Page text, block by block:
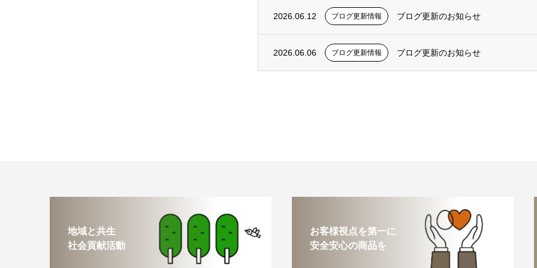
2026.06.12 ブログ更新情報 ブログ更新のお知らせ
2026.06.06 ブログ更新情報 ブログ更新のお知らせ
地域と共生
社会貢献活動
お客様視点を第一に
安全安心の商品を